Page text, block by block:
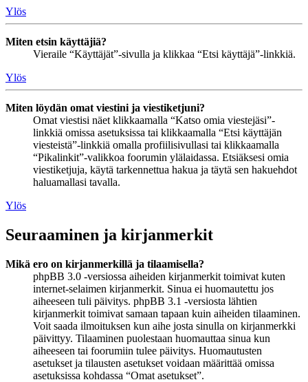
Ylös
Miten etsin käyttäjiä?
Vieraile “Käyttäjät”-sivulla ja klikkaa “Etsi käyttäjä”-linkkiä.
Ylös
Miten löydän omat viestini ja viestiketjuni?
Omat viestisi näet klikkaamalla “Katso omia viestejäsi”-
linkkiä omissa asetuksissa tai klikkaamalla “Etsi käyttäjän
viesteistä”-linkkiä omalla profiilisivullasi tai klikkaamalla
“Pikalinkit”-valikkoa foorumin ylälaidassa. Etsiäksesi omia
viestiketjuja, käytä tarkennettua hakua ja täytä sen hakuehdot
haluamallasi tavalla.
Ylös
Seuraaminen ja kirjanmerkit
Mikä ero on kirjanmerkillä ja tilaamisella?
phpBB 3.0 -versiossa aiheiden kirjanmerkit toimivat kuten
internet-selaimen kirjanmerkit. Sinua ei huomautettu jos
aiheeseen tuli päivitys. phpBB 3.1 -versiosta lähtien
kirjanmerkit toimivat samaan tapaan kuin aiheiden tilaaminen.
Voit saada ilmoituksen kun aihe josta sinulla on kirjanmerkki
päivittyy. Tilaaminen puolestaan huomauttaa sinua kun
aiheeseen tai foorumiin tulee päivitys. Huomautusten
asetukset ja tilausten asetukset voidaan määrittää omissa
asetuksissa kohdassa “Omat asetukset”.